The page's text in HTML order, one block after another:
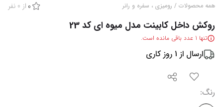
همه محصولات / رومیزی ، سفره و رانر 0 از 0 نفر
روکش داخل کابینت مدل میوه ای کد 23
تنها 1 عدد باقی مانده است.
ارسال از 1 روز کاری
رنگ: